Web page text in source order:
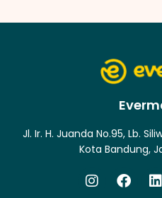
Jl. Ir. H. Juanda No.95, Lb.
Kota Bandung,